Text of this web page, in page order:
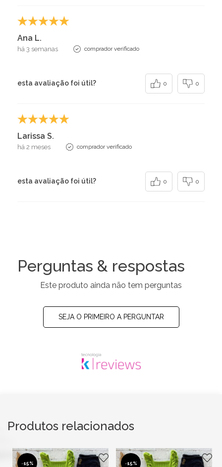
Ana L.
há 3 semanas comprador verificado
esta avaliação foi útil? 0 0
Larissa S.
há 2 meses comprador verificado
esta avaliação foi útil? 0 0
Perguntas & respostas
Este produto ainda não tem perguntas
SEJA O PRIMEIRO A PERGUNTAR
Produtos relacionados
-15% -15%